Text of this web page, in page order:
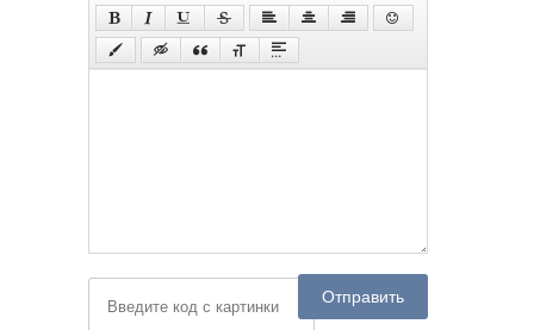
Отправить